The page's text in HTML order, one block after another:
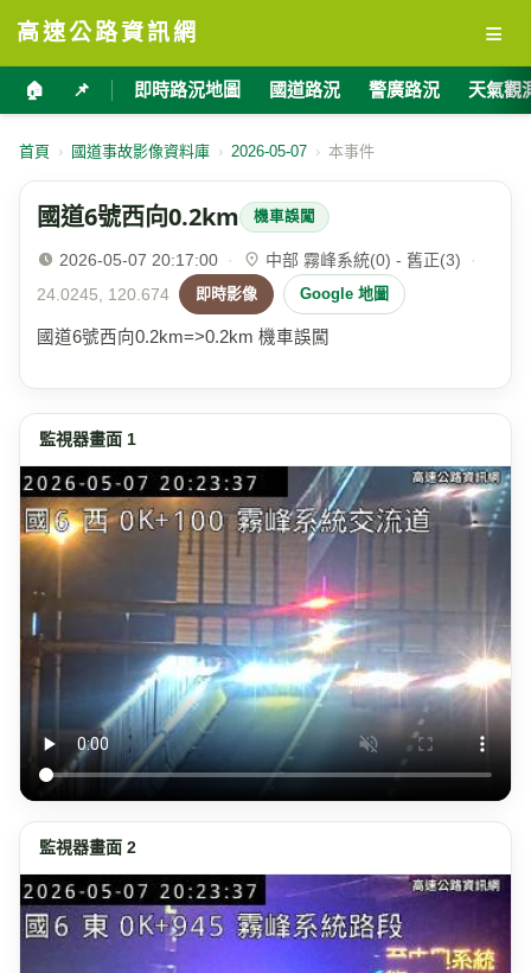
高速公路資訊網 ≡
🏠 📌 即時路況地圖 國道路況 警廣路況 天氣觀
首頁 › 國道事故影像資料庫 › 2026-05-07 › 本事件
國道6號西向0.2km 機車誤闖
2026-05-07 20:17:00 · 中部 霧峰系統(0) - 舊正(3)
·
24.0245, 120.674
即時影像 Google 地圖
國道6號西向0.2km=>0.2km 機車誤闖
監視器畫面 1
監視器畫面 2